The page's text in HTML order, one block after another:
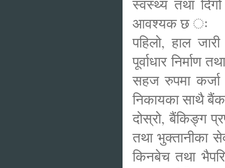
स्वस्थ्य तथा
आवश्यक छ ः
पहिलो, हाल
पूर्वाधार निर्माण
सहज रुपमा
निकायका साथै बैंक
दोस्रो, बैंकिङ्ग
तथा भुक्तानीका
किनबेच तथा